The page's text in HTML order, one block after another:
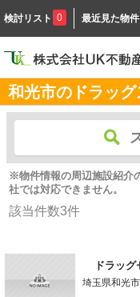
検討リスト 0 最近見た物件
和光市のドラッグ
※物件情報の周辺施設紹介
社では対応できません。
該当件数3件
ドラッ
埼玉県和光